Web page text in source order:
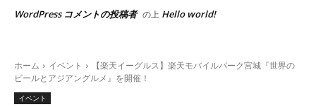
WordPress コメントの投稿者 の上 Hello world!